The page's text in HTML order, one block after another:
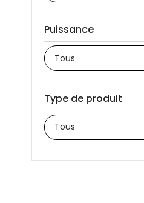
Puissance
Type de produit